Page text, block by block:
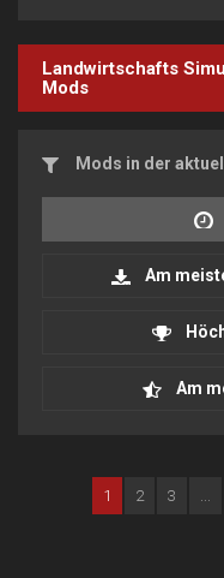
Landwirtschafts
Mods
Mods in der
Am
Am
1 2 3 ...